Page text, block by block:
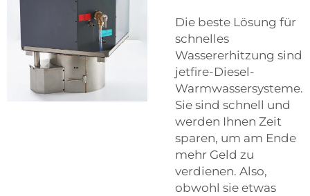
Die beste Lösung für
schnelles
Wassererhitzung sind
jetfire-Diesel-
Warmwassersysteme.
Sie sind schnell und
werden Ihnen Zeit
sparen, um am Ende
mehr Geld zu
verdienen. Also,
obwohl sie etwas